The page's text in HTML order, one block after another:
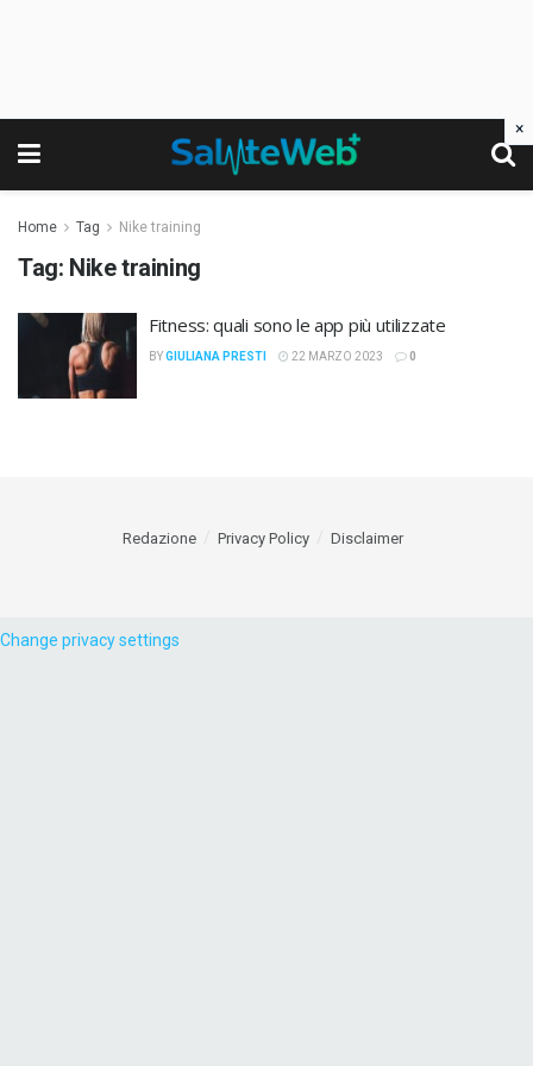
Home Tag Nike training
Tag: Nike training
Fitness: quali sono le app più utilizzate
BYGIULIANA PRESTI 22 MARZO 2023 0
Redazione Privacy Policy Disclaimer
Change privacy settings
×